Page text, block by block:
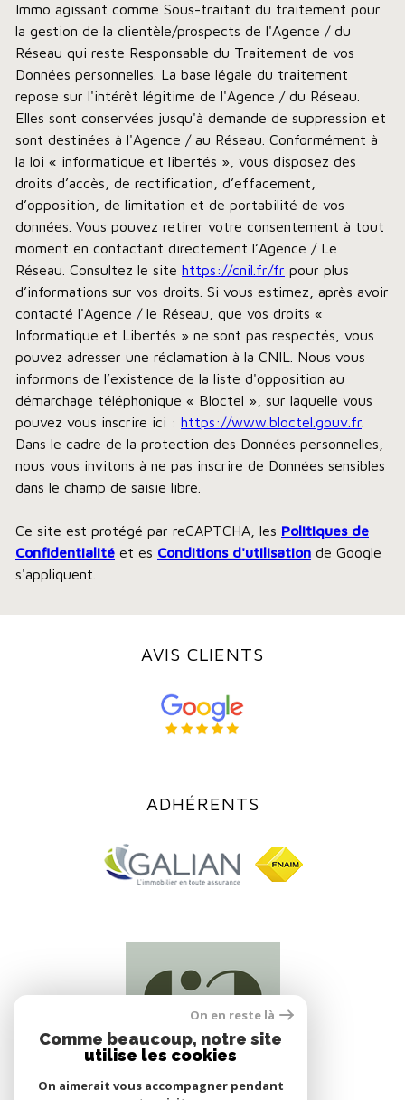
Immo agissant comme Sous-traitant du traitement pour
la gestion de la clientèle/prospects de l'Agence / du
Réseau qui reste Responsable du Traitement de vos
Données personnelles. La base légale du traitement
repose sur l'intérêt légitime de l'Agence / du Réseau.
Elles sont conservées jusqu'à demande de suppression et
sont destinées à l'Agence / au Réseau. Conformément à
la loi « informatique et libertés », vous disposez des
droits d’accès, de rectification, d’effacement,
d’opposition, de limitation et de portabilité de vos
données. Vous pouvez retirer votre consentement à tout
moment en contactant directement l’Agence / Le
Réseau. Consultez le site https://cnil.fr/fr pour plus
d’informations sur vos droits. Si vous estimez, après avoir
contacté l'Agence / le Réseau, que vos droits «
Informatique et Libertés » ne sont pas respectés, vous
pouvez adresser une réclamation à la CNIL. Nous vous
informons de l’existence de la liste d'opposition au
démarchage téléphonique « Bloctel », sur laquelle vous
pouvez vous inscrire ici : https://www.bloctel.gouv.fr
Dans le cadre de la protection des Données personnelles,
nous vous invitons à ne pas inscrire de Données sensibles
dans le champ de saisie libre.
Ce site est protégé par reCAPTCHA, les Politiques de
Confidentialité et es Conditions d'utilisation de Google
s'appliquent.
AVIS CLIENTS
ADHÉRENTS
On en reste là
Comme beaucoup, notre site
utilise les cookies
On aimerait vous accompagner pendant